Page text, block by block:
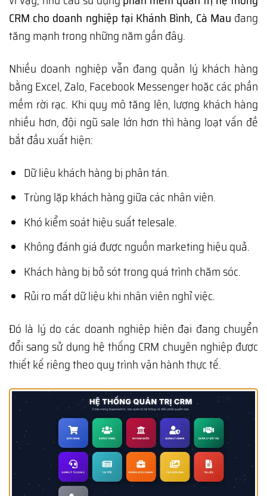
CRM cho doanh nghiệp tại Khánh Bình, Cà Mau đang
tăng mạnh trong những năm gần đây.
Nhiều doanh nghiệp vẫn đang quản lý khách hàng
bằng Excel, Zalo, Facebook Messenger hoặc các phần
mềm rời rạc. Khi quy mô tăng lên, lượng khách hàng
nhiều hơn, đội ngũ sale lớn hơn thì hàng loạt vấn đề
bắt đầu xuất hiện:
Dữ liệu khách hàng bị phân tán.
Trùng lặp khách hàng giữa các nhân viên.
Khó kiểm soát hiệu suất telesale.
Không đánh giá được nguồn marketing hiệu quả.
Khách hàng bị bỏ sót trong quá trình chăm sóc.
Rủi ro mất dữ liệu khi nhân viên nghỉ việc.
Đó là lý do các doanh nghiệp hiện đại đang chuyển
đổi sang sử dụng hệ thống CRM chuyên nghiệp được
thiết kế riêng theo quy trình vận hành thực tế.